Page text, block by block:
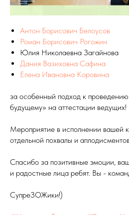
Антон Борисович Белоусов
Роман Борисович Рогожин
Юлия Николаевна Загайнова
Дания Вазиховна Сафина
Елена Ивановна Коровина
за особенный подход к
будущему» на аттестации ведущих!
Мероприятие в исполнении вашей
отдельной похвалы и
Спасибо за позитивные эмоции,
и радостные лица ребят. Вы -
СупреЗОЖики!)